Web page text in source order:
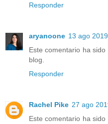
Responder
aryanoone 13 ago
Este comentario ha
blog.
Responder
Rachel Pike 27 ago
Este comentario ha